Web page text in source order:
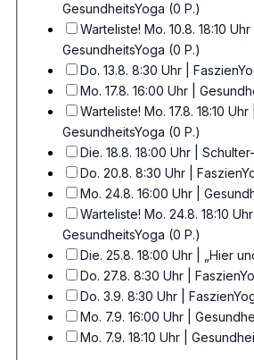
GesundheitsYoga (0 P.)
Warteliste! Mo. 10.8. 18:10 Uhr |
GesundheitsYoga (0 P.)
Do. 13.8. 8:30 Uhr |
Mo. 17.8. 16:00 Uhr |
Warteliste! Mo. 17.8. 18:10 Uhr |
GesundheitsYoga (0 P.)
Die. 18.8. 18:00 Uhr |
Do. 20.8. 8:30 Uhr |
Mo. 24.8. 16:00 Uhr |
Warteliste! Mo. 24.8. 18:10 Uhr |
GesundheitsYoga (0 P.)
Die. 25.8. 18:00 Uhr | „Hier
Do. 27.8. 8:30 Uhr |
Do. 3.9. 8:30 Uhr |
Mo. 7.9. 16:00 Uhr |
Mo. 7.9. 18:10 Uhr |